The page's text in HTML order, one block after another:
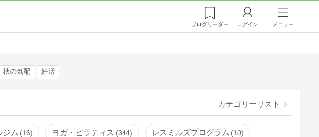
ブログリーダー ログイン メニュー
秋の気配 妊活
カテゴリーリスト
ジム 16 ヨガ・ピラティス 344 レスミルズプログラム 10